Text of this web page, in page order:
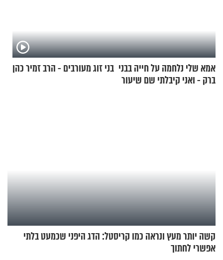
אמא שלי נלחמה על חייה בבני
ברק - ואני קיבלתי שם שיעור
בני זוג מעורבים - הרב זמיר כהן
קשה יותר מעץ ונראה כמו קריסטל: הדג היפני שכמעט בלתי
אפשרי לחתוך